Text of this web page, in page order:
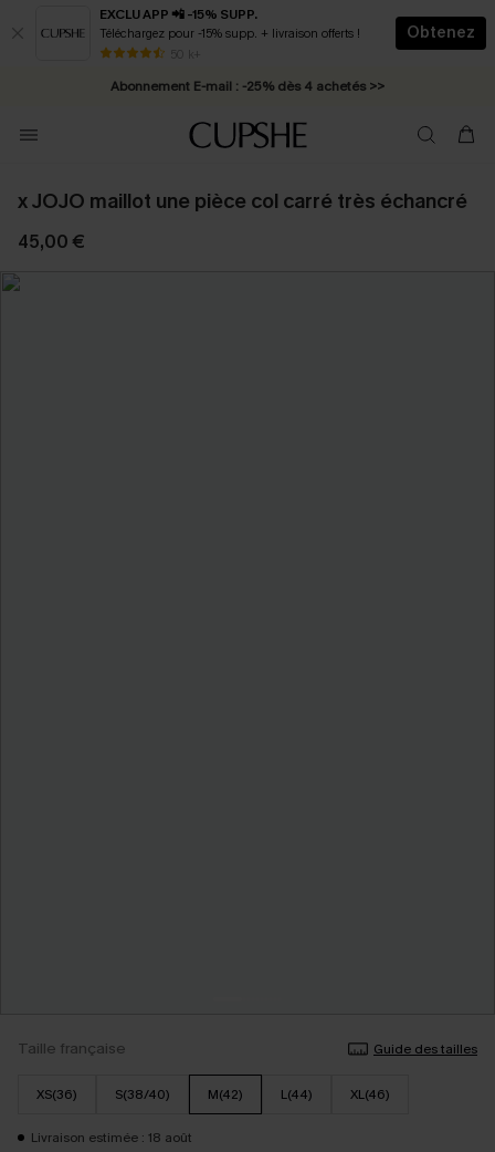
EXCLU APP 📲 -15% SUPP.
Téléchargez pour -15% supp. + livraison offerts !
50 k+
Obtenez
* Livraison éclair 2-3 jours ouvrés >>
Abonnement E-mail : -25% dès 4 achetés >>
x JOJO maillot une pièce col carré très échancré
45,00 €
Taille française Guide des tailles
XS(36) S(38/40) M(42) L(44) XL(46)
Livraison estimée : 18 août